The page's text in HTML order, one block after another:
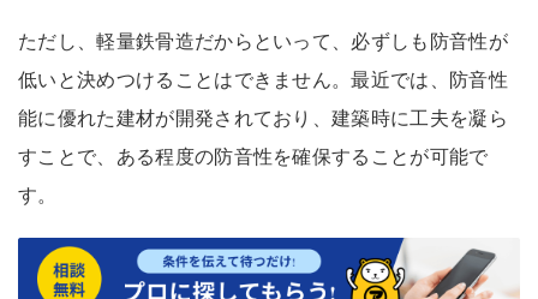
ただし、軽量鉄骨造だからといって、必ずしも防音性が
低いと決めつけることはできません。最近では、防音性
能に優れた建材が開発されており、建築時に工夫を凝ら
すことで、ある程度の防音性を確保することが可能で
す。